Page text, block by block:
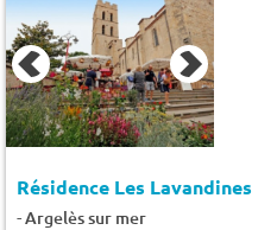
Résidence Les Lavandines
-Argelès sur mer